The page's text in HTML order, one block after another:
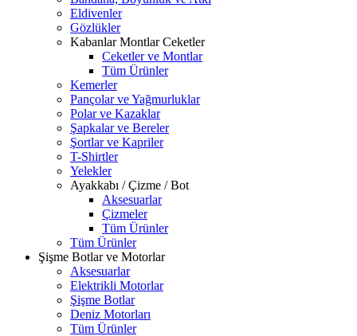
Eldivenler
Gözlükler
Kabanlar Montlar Ceketler
Ceketler ve Montlar
Tüm Ürünler
Kemerler
Pançolar ve Yağmurluklar
Polar ve Kazaklar
Şapkalar ve Bereler
Şortlar ve Kapriler
T-Shirtler
Yelekler
Ayakkabı / Çizme / Bot
Aksesuarlar
Çizmeler
Tüm Ürünler
Tüm Ürünler
Şişme Botlar ve Motorlar
Aksesuarlar
Elektrikli Motorlar
Şişme Botlar
Deniz Motorları
Tüm Ürünler